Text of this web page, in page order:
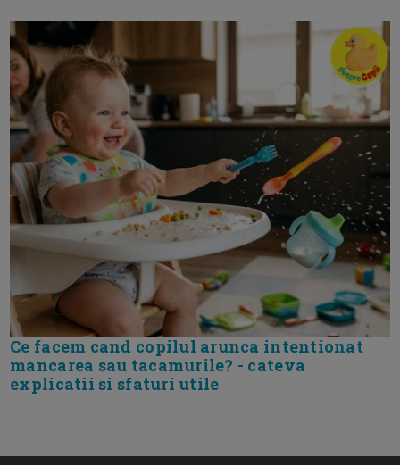
Ce facem cand copilul arunca intentionat
mancarea sau tacamurile? - cateva
explicatii si sfaturi utile